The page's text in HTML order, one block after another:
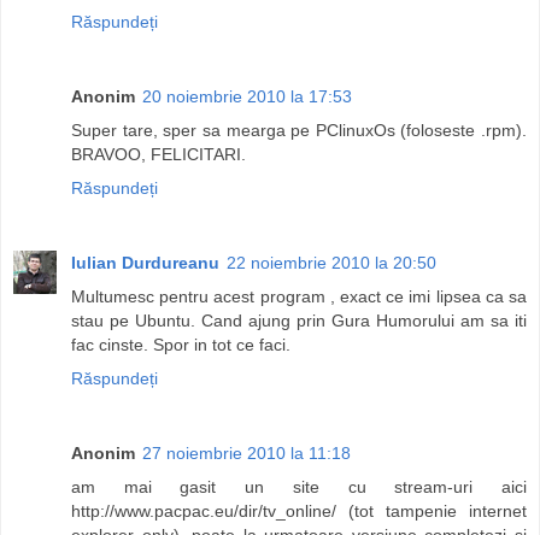
Răspundeți
Anonim 20 noiembrie 2010 la 17:53
Super tare, sper sa mearga pe PClinuxOs (foloseste .rpm).
BRAVOO, FELICITARI.
Răspundeți
Iulian Durdureanu 22 noiembrie 2010 la 20:50
Multumesc pentru acest program , exact ce imi lipsea ca sa
stau pe Ubuntu. Cand ajung prin Gura Humorului am sa iti
fac cinste. Spor in tot ce faci.
Răspundeți
Anonim 27 noiembrie 2010 la 11:18
am mai gasit un site cu stream-uri aici
http://www.pacpac.eu/dir/tv_online/ (tot tampenie internet